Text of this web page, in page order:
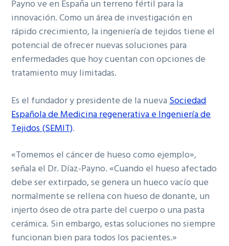
Payno ve en España un terreno fértil para la
innovación. Como un área de investigación en
rápido crecimiento, la ingeniería de tejidos tiene el
potencial de ofrecer nuevas soluciones para
enfermedades que hoy cuentan con opciones de
tratamiento muy limitadas.
Es el fundador y presidente de la nuevaSociedad
Española de Medicina regenerativa e Ingeniería de
Tejidos (SEMIT).
«Tomemos el cáncer de hueso como ejemplo»,
señala el Dr. Díaz-Payno. «Cuando el hueso afectado
debe ser extirpado, se genera un hueco vacío que
normalmente se rellena con hueso de donante, un
injerto óseo de otra parte del cuerpo o una pasta
cerámica. Sin embargo, estas soluciones no siempre
funcionan bien para todos los pacientes.»